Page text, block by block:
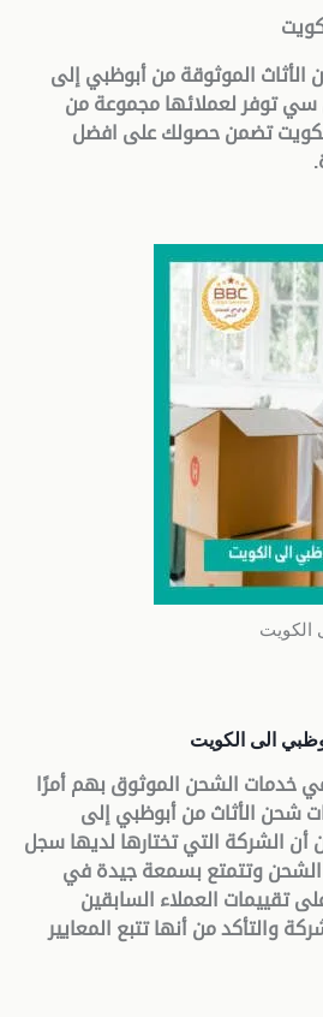
الموثوقة من أبوظبي إلى
سي توفر لعملائها مجموعة من
تضمن حصولك على افضل
الكويت
الى الكويت
خدمات الشحن الموثوق بهم أمرًا
شحن الأثاث من أبوظبي إلى
أن الشركة التي تختارها لديها سجل
وتتمتع بسمعة جيدة في
تقييمات العملاء السابقين
والتأكد من أنها تتبع المعايير